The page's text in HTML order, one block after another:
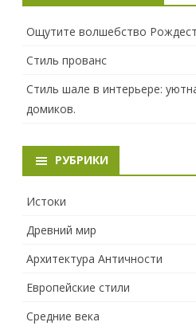
Ощутите волшебство
Стиль прованс
Стиль шале в интерьере:
домиков.
РУБРИКИ
Истоки
Древний мир
Архитектура Античности
Европейские стили
Средние века